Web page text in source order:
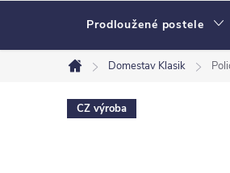
Prodloužené postele
Domů
Domestav Klasik
CZ výroba